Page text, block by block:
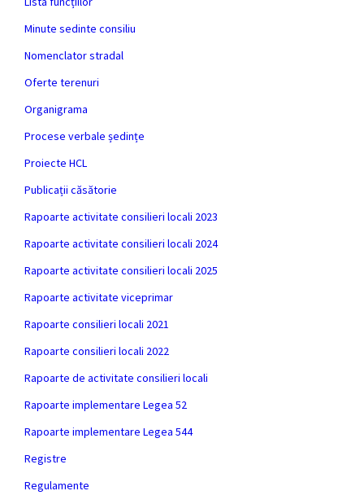
Minute sedinte consiliu
Nomenclator stradal
Oferte terenuri
Organigrama
Procese verbale ședințe
Proiecte HCL
Publicații căsătorie
Rapoarte activitate consilieri locali 2023
Rapoarte activitate consilieri locali 2024
Rapoarte activitate consilieri locali 2025
Rapoarte activitate viceprimar
Rapoarte consilieri locali 2021
Rapoarte consilieri locali 2022
Rapoarte de activitate consilieri locali
Rapoarte implementare Legea 52
Rapoarte implementare Legea 544
Registre
Regulamente